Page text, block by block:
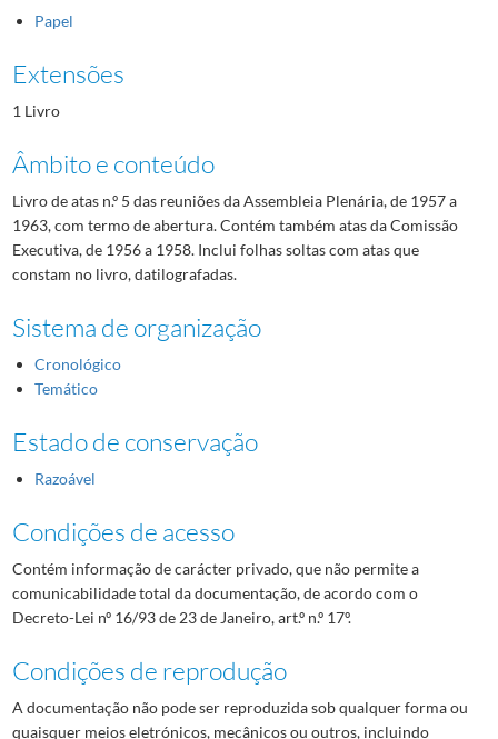
Papel
Extensões
1 Livro
Âmbito e conteúdo
Livro de atas n.º 5 das reuniões da Assembleia Plenária, de 1957 a
1963, com termo de abertura. Contém também atas da Comissão
Executiva, de 1956 a 1958. Inclui folhas soltas com atas que
constam no livro, datilografadas.
Sistema de organização
Cronológico
Temático
Estado de conservação
Razoável
Condições de acesso
Contém informação de carácter privado, que não permite a
comunicabilidade total da documentação, de acordo com o
Decreto-Lei nº 16/93 de 23 de Janeiro, art.º n.º 17º.
Condições de reprodução
A documentação não pode ser reproduzida sob qualquer forma ou
quaisquer meios eletrónicos, mecânicos ou outros, incluindo